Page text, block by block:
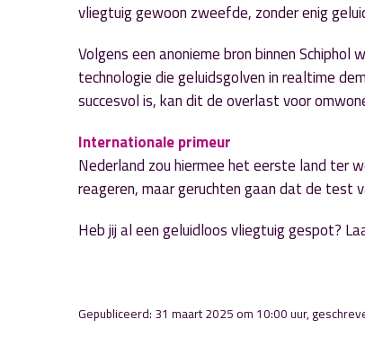
vliegtuig gewoon zweefde, zonder enig
Volgens een anonieme bron binnen
technologie die geluidsgolven in realtime
succesvol is, kan dit de overlast voor
Internationale primeur
Nederland zou hiermee het eerste land ter
reageren, maar geruchten gaan dat de test
Heb jij al een geluidloos vliegtuig gespot?
Gepubliceerd: 31 maart 2025 om 10:00 uur,